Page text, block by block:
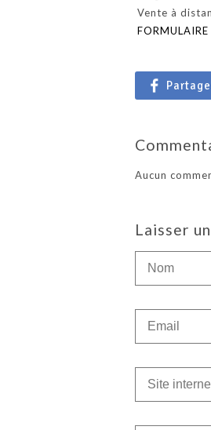
Vente à
Aucun
Laisser